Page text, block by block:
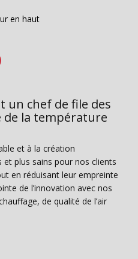
en haut
un chef de file des
la température
et à la création
et plus sains pour nos clients
en réduisant leur empreinte
de l’innovation avec nos
de qualité de l’air